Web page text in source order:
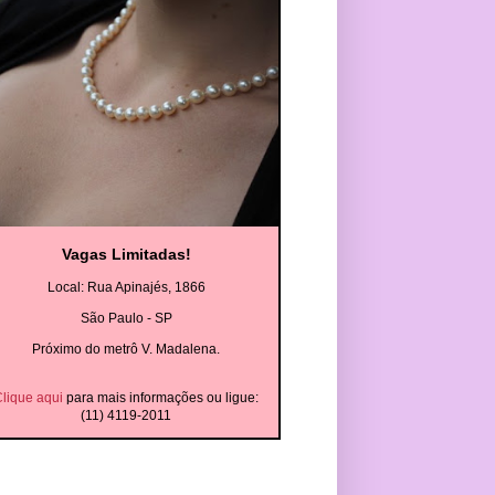
Vagas Limitadas!
Local: Rua Apinajés, 1866
São Paulo - SP
Próximo do metrô V. Madalena.
aqui para mais informações ou ligue:
(11) 4119-2011